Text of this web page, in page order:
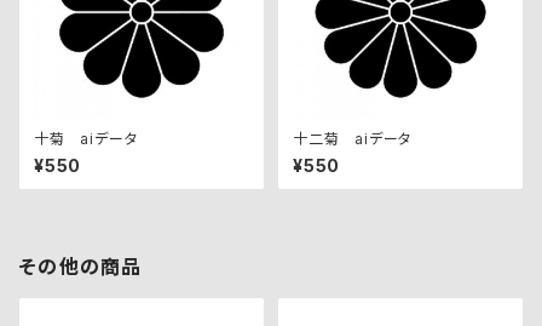
十菊 aiデータ
¥550
十二菊 aiデータ
¥550
その他の商品